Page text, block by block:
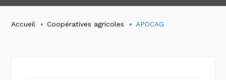
Accueil Coopératives agricoles APOCAG